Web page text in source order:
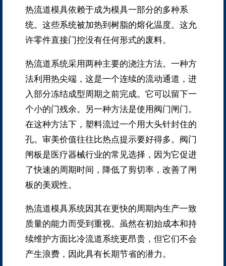
热流道模具依赖于成为模具一部分的多种系
统。 这些系统被加热到树脂的熔化温度。 这允
许零件直接门控没有任何形式的废料。
热流道系统采用两种主要的浇注方法。 一种方
法利用热尖端，这是一个连续的流动通道，进
入部分冻结成型周期之前完成。 它可以留下一
个小的门残余。 另一种方法是使用阀门闸门。
在这种方法下，塑料流过一个用大头针封住的
孔。 审美价值往往比热点提示要好得多。 阀门
闸板是医疗器械行业的常见选择，因为它促进
了快速的周期时间，降低了剪切率，改善了闸
板的美观性。
热流道模具系统因其在更快的周期内生产一致
质量的能力而受到重视。 虽然在初始成本和持
续维护方面比冷流道系统更昂贵，但它们不会
产生浪费，因此具有长期节省的潜力。